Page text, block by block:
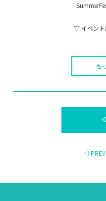
▽ イベン
も
◁ PREV